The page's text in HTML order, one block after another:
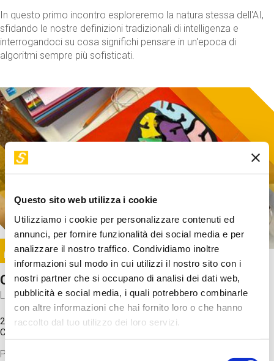
Questo sito web utilizza i cookie
Utilizziamo i cookie per personalizzare contenuti ed
annunci, per fornire funzionalità dei social media e per
analizzare il nostro traffico. Condividiamo inoltre
informazioni sul modo in cui utilizzi il nostro sito con i
nostri partner che si occupano di analisi dei dati web,
pubblicità e social media, i quali potrebbero combinarle
con altre informazioni che hai fornito loro o che hanno
raccolto dal tuo utilizzo dei loro servizi.
Selezione
In questo primo incontro esploreremo la natura stessa dell'AI,
sfidando le nostre definizioni tradizionali di intelligenza e
interrogandoci su cosa significhi pensare in un'epoca di
algoritmi sempre più sofisticati.
Image
SUNDAY@STEP
Come funziona il cervello?
Laboratorio
20 Set 2026 / 11:15 - 13:00
Costo
Proveremo a costruire un cervello in cartoncino cercando di